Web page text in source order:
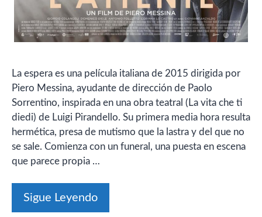
La espera es una película italiana de 2015 dirigida por
Piero Messina, ayudante de dirección de Paolo
Sorrentino, inspirada en una obra teatral (La vita che ti
diedi) de Luigi Pirandello. Su primera media hora resulta
hermética, presa de mutismo que la lastra y del que no
se sale. Comienza con un funeral, una puesta en escena
que parece propia …
Sigue Leyendo